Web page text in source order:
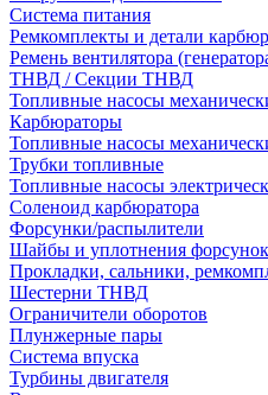
Система питания
Ремкомплекты и детали
Ремень вентилятора
ТНВД / Секции ТНВД
Топливные насосы
Карбюраторы
Топливные насосы
Трубки топливные
Топливные насосы
Соленоид карбюратора
Форсунки/распылители
Шайбы и уплотнения форсунок
Прокладки, сальники,
Шестерни ТНВД
Ограничители оборотов
Плунжерные пары
Система впуска
Турбины двигателя